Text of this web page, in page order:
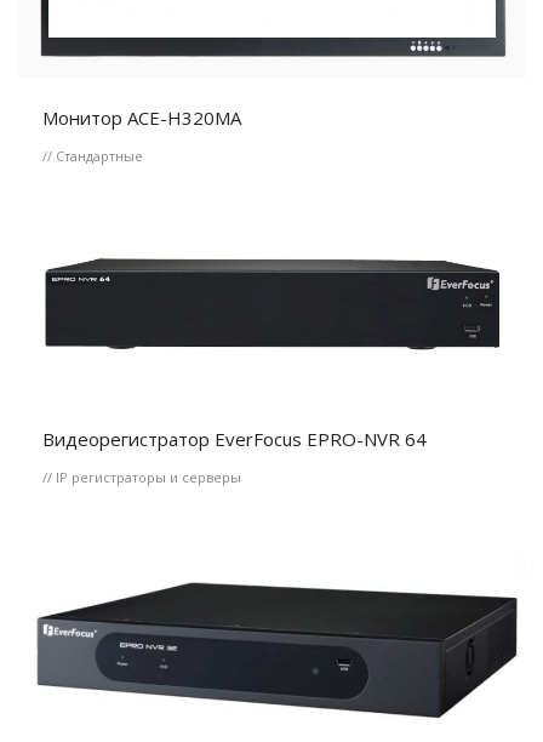
Монитор ACE-H320MA
// Стандартные
Видеорегистратор EverFocus EPRO-NVR 64
// IP регистраторы и серверы